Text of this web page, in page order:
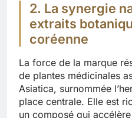
2. La synergie
extraits
coréenne
La force de la marque
de plantes médicinales
Asiatica, surnommée
place centrale. Elle est
un composé qui